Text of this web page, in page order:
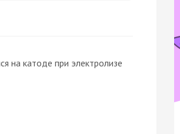
на катоде при электролизе